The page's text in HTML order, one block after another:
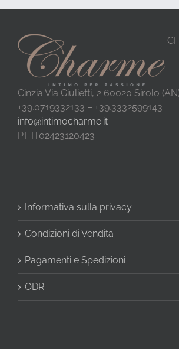
Cinzia Via Giulietti, 2 60020 Sirolo
+39.0719332133 – +39.3332599143
info@intimocharme.it
P.I. IT02423120423
Informativa sulla privacy
Condizioni di Vendita
Pagamenti e Spedizioni
ODR